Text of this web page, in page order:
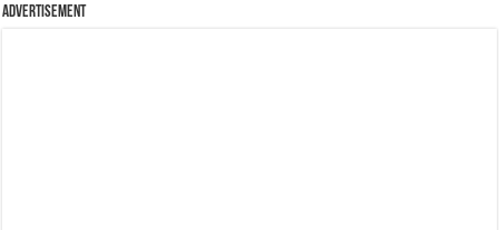
Advertisement